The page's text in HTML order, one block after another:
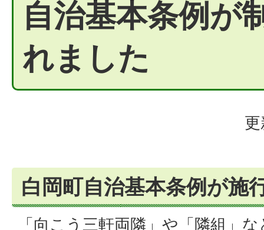
自治基本条例が
れました
白岡町自治基本条例が施
「向こう三軒両隣」や「隣組」